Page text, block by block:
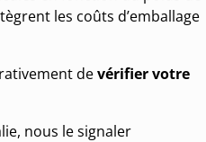
les coûts d’emballage
devérifier votre
nous le signaler